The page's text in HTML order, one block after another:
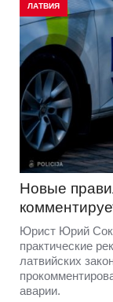
ЛАТВИЯ
Новые
Юрист Юрий
практические
латвийских
аварии.